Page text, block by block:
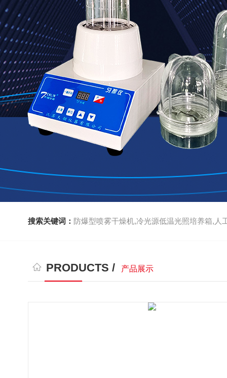
搜索关键词： 防爆型喷雾干燥机,冷光源低温光照培养箱,人
PRODUCTS / 产品展示